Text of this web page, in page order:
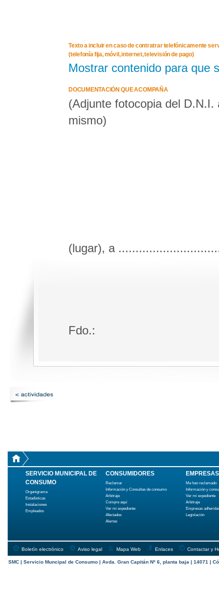
Texto a incluir en caso de contratrar telefónicamente
(telefonía fija, móvil, internet, televisión de pago)
Mostrar contenido para que
DOCUMENTACIÓN QUE ACOMPAÑA
(Adjunte fotocopia del
mismo)
(lugar), a
Fdo.:
SERVICIO MUNICIPAL DE
CONSUMO
Organigrama
Estadísticas
Instalaciones
Empleados
CONSUMIDORES
Reclamar
Información y Consultas de consumo
Arbitraje
Compre aquí
Ver mi expediente
Afectados
Alertas
EMPRESAS
Me han reclamado
Información y
Ver mi expediente
Arbitraje
Empresas
Legislación
Boletín electrónico Aviso legal Mapa Web Enlaces Contactar y
SMC | Servicio Muncipal de Consumo | Avda. Gran Capitán Nº 6, planta baja | 14071 |